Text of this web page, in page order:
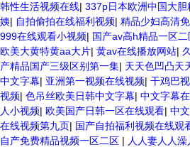
韩性生活视频在线| 337p日本欧洲中国大胆
姨| 自拍偷拍在线福利视频| 精品少妇高清
999在线观看小视频| 国产av高h精品一区二
欧美大黄特黄aa大片| 黄av在线播放网站|
产精品国产三级区别第一集| 天天色凹凸天
中文字幕| 亚洲第一视频在线视频| 干鸡巴
视频| 色吊丝欧美日韩中文字幕| 中文字幕
人小视频| 欧美国产日韩一区在线观看| 中
在线视频第九页| 国产自拍福利视频在线观
自产免费精品视频一区二区 | 人人妻人人